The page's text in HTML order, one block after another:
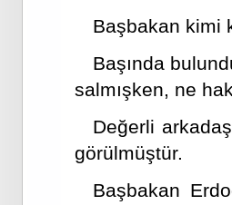
Başbakan kimi
Başında
salmışken, ne
Değerli
görülmüştür.
Başbakan